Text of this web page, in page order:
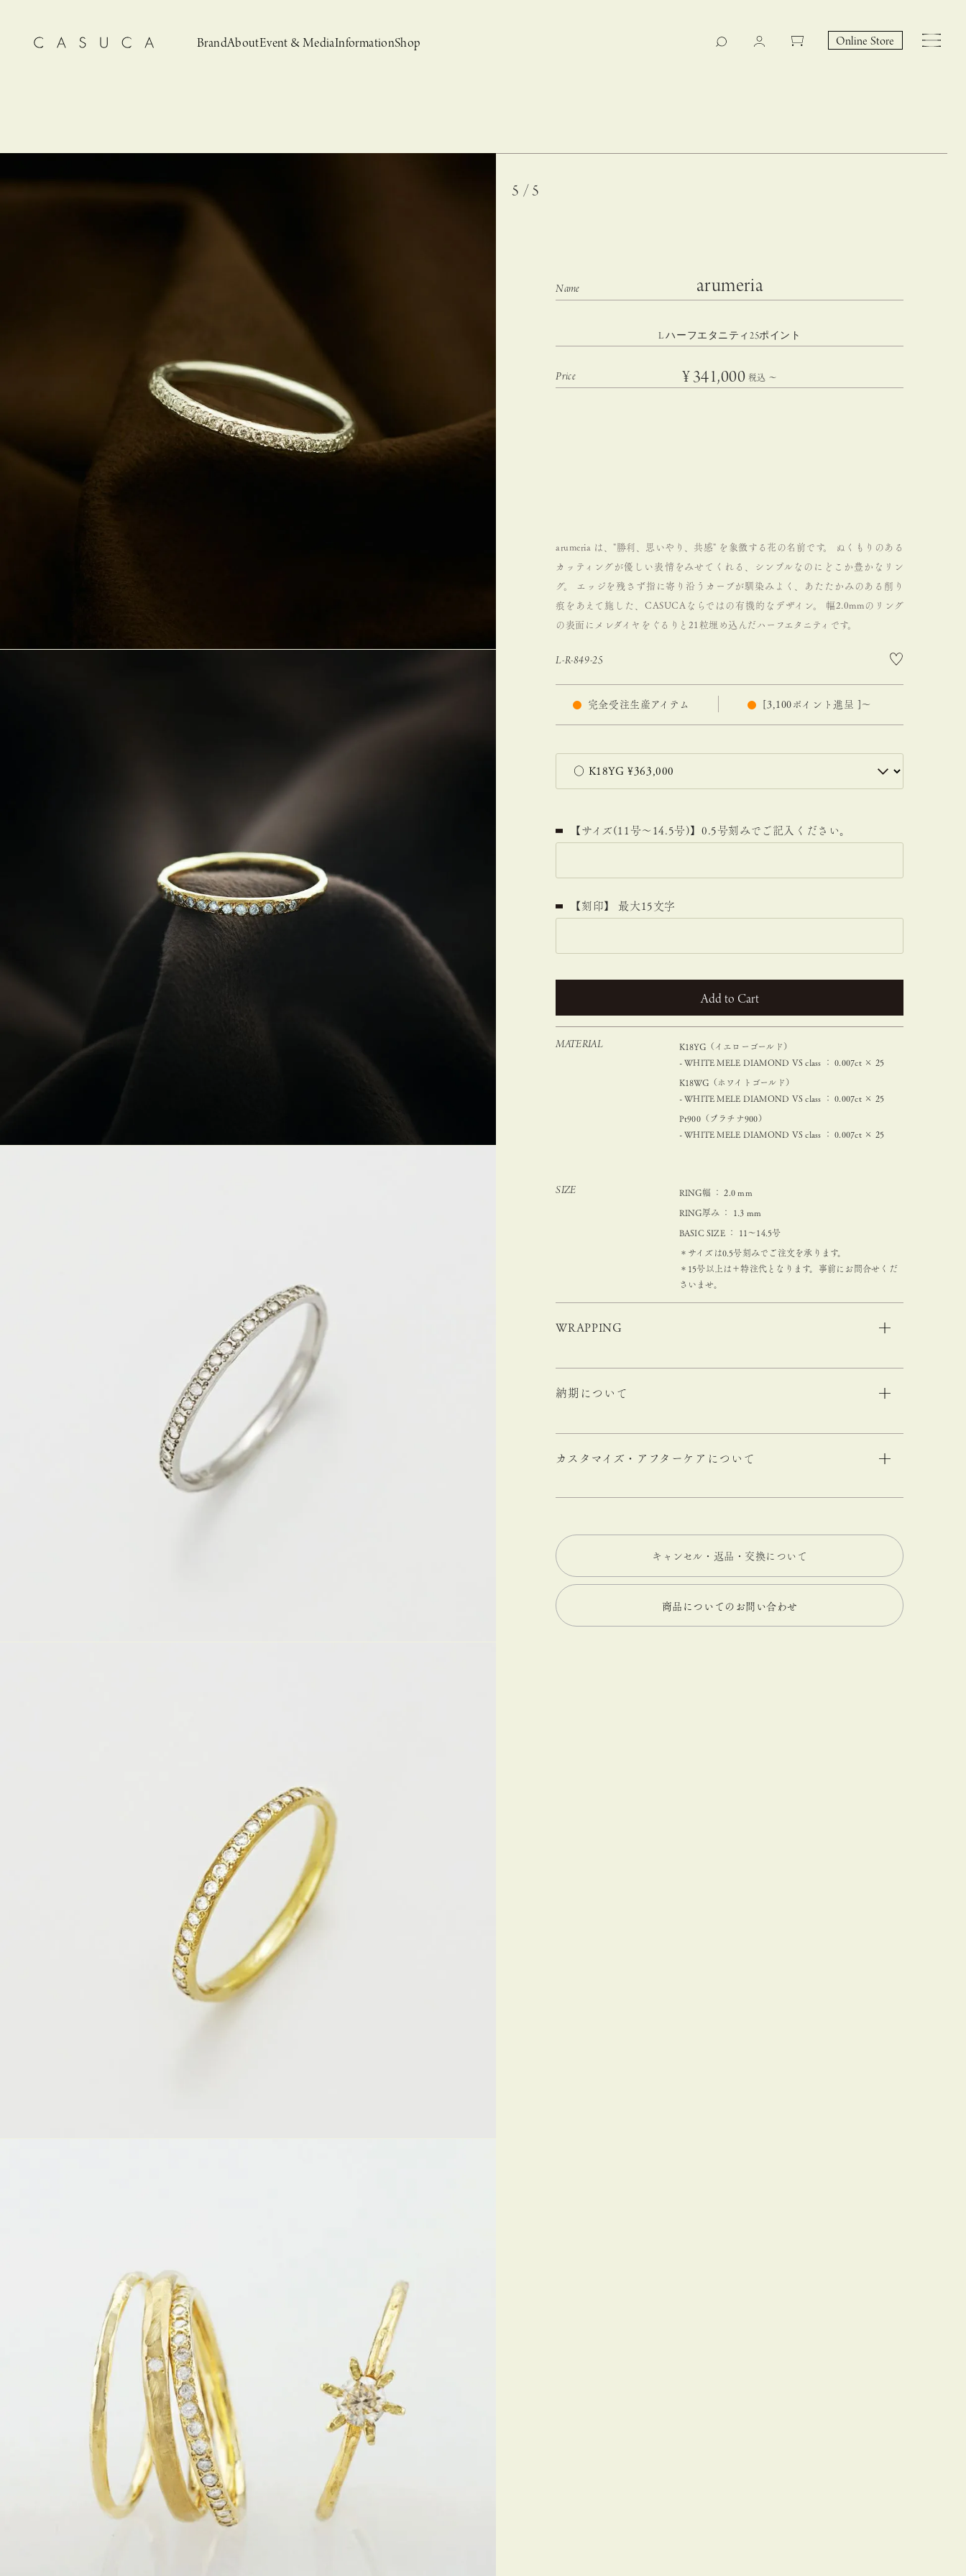
Brand
コラボレーションブランド
CASUCAと満島ひかりの
コラボレーションブランド
AboutEvent & Media
EY Collection 誕生のお知らせ 山際恵美子さん × CAS
UCA
InformationShop Online Store
5 / 5
arumeria
L ハーフエタニティ25ポイント
¥341,000 税込 〜
arumeria は、"勝利、思いやり、共感" を象徴する花の名前です。 ぬくもりのある
カッティングが優しい表情をみせてくれる、シンプルなのにどこか豊かなリン
グ。 エッジを残さず指に寄り沿うカーブが馴染みよく、あたたかみのある削り
痕をあえて施した、CASUCAならではの有機的なデザイン。 幅2.0mmのリング
の表面にメレダイヤをぐるりと21粒埋め込んだハーフエタニティです。
L-R-849-25
完全受注生産アイテム 3,100 ポイント進呈 ] 〜
【サイズ(11号〜14.5号)】0.5号刻みでご記入ください。
【刻印】 最大15文字
カートに入れる
MATERIAL
K18YG（イエローゴールド）
- WHITE MELE DIAMOND VS class ： 0.007ct × 25
K18WG（ホワイトゴールド）
- WHITE MELE DIAMOND VS class ： 0.007ct × 25
Pt900（プラチナ900）
- WHITE MELE DIAMOND VS class ： 0.007ct × 25
SIZE RING幅 ： 2.0 mm
RING厚み ： 1.3 mm
BASIC SIZE ： 11〜14.5号
＊サイズは0.5号刻みでご注文を承ります。
＊15号以上は＋特注代となります。事前にお問合せくだ
さいませ。
WRAPPING
納期について
カスタマイズ・アフターケアについて
キャンセル・返品・交換について
商品についてのお問い合わせ